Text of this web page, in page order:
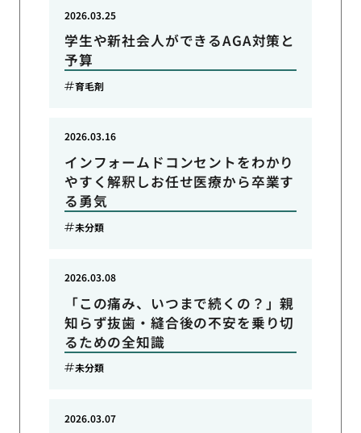
学生や新社会人ができるAGA対策と
予算
2026.03.25
育毛剤
インフォームドコンセントをわかり
やすく解釈しお任せ医療から卒業す
る勇気
2026.03.16
未分類
「この痛み、いつまで続くの？」親
知らず抜歯・縫合後の不安を乗り切
るための全知識
2026.03.08
未分類
2026.03.07